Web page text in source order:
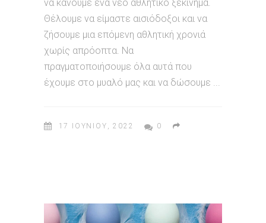
να κάνουμε ένα νέο αθλητικό ξεκίνημα.
Θέλουμε να είμαστε αισιόδοξοι και να
ζήσουμε μια επόμενη αθλητική χρονιά
χωρίς απρόοπτα. Να
πραγματοποιήσουμε όλα αυτά που
έχουμε στο μυαλό μας και να δώσουμε
17 ΙΟΥΝΊΟΥ, 2022 0